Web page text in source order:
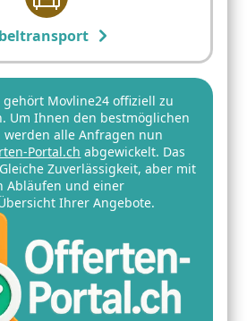
gehört Movline24 offiziell zu
Um Ihnen den bestmöglichen
werden alle Anfragen nun
Portal.ch abgewickelt. Das
Zuverlässigkeit, aber mit
Abläufen und einer
Ihrer Angebote.